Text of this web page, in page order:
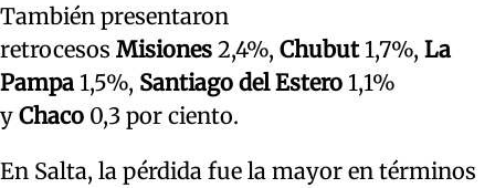
También presentaron
retrocesos Misiones 2,4%, Chubut 1,7%, La
Pampa 1,5%, Santiago del Estero 1,1%
y Chaco 0,3 por ciento.
En Salta, la pérdida fue la mayor en términos